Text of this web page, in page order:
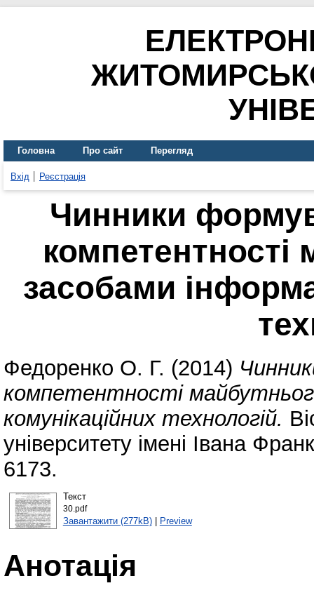
Головна Про сайт Перегляд
Вхід Реєстрація
Чинники
компетентності
засобами
Федоренко О. Г. (2014)
компетентності
комунікаційних технологій.
університету імені Івана
6173.
Текст
30.pdf
Завантажити (277kB)| Preview
Анотація